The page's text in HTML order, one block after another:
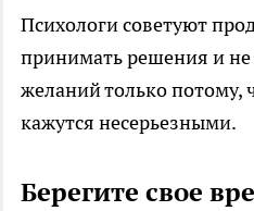
Психологи советуют
принимать решения и не
желаний только потому,
кажутся несерьезными.
Берегите свое